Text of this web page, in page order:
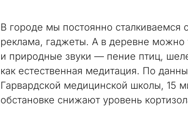
В городе мы постоянно
реклама, гаджеты. А в деревне
и природные звуки — пение птиц,
как естественная медитация. По
Гарвардской медицинской школы, 15
обстановке снижают уровень